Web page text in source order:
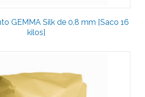
GEMMA Silk de 0.8 mm [Saco 16
kilos]